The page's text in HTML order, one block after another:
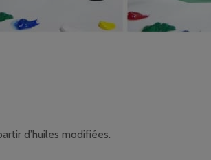
d’huiles modifiées.